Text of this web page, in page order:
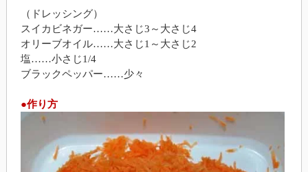
（ドレッシング）
スイカビネガー……大さじ3～大さじ4
オリーブオイル……大さじ1～大さじ2
塩……小さじ1/4
ブラックペッパー……少々
●作り方